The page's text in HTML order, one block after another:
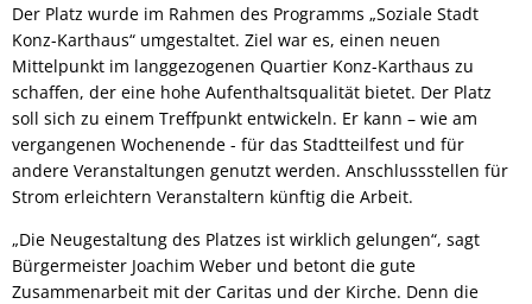
Der Platz wurde im Rahmen des Programms „Soziale Stadt
Konz-Karthaus“ umgestaltet. Ziel war es, einen neuen
Mittelpunkt im langgezogenen Quartier Konz-Karthaus zu
schaffen, der eine hohe Aufenthaltsqualität bietet. Der Platz
soll sich zu einem Treffpunkt entwickeln. Er kann – wie am
vergangenen Wochenende - für das Stadtteilfest und für
andere Veranstaltungen genutzt werden. Anschlussstellen für
Strom erleichtern Veranstaltern künftig die Arbeit.
„Die Neugestaltung des Platzes ist wirklich gelungen“, sagt
Bürgermeister Joachim Weber und betont die gute
Zusammenarbeit mit der Caritas und der Kirche. Denn die